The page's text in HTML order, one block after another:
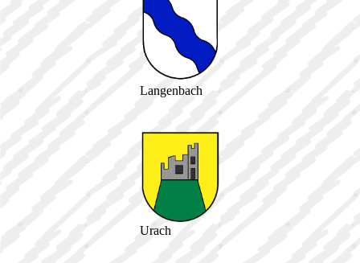
Langenbach
Urach